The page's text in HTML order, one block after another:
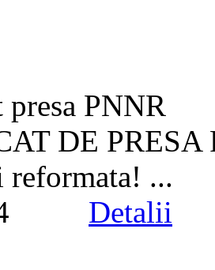
PNNR
DE PRESA
reformata! ...
Detalii